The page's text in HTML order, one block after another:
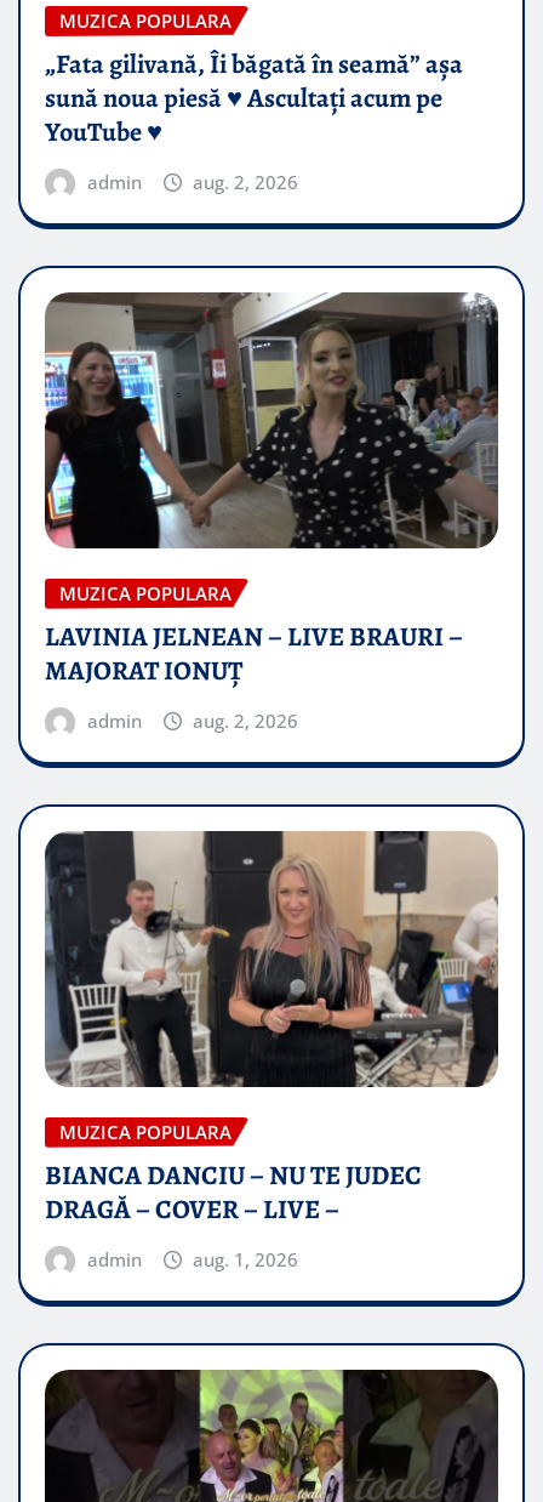
MUZICA POPULARA
„Fata gilivană, Îi băgată în seamă” așa
sună noua piesă ♥️ Ascultați acum pe
YouTube ♥️
admin aug. 2, 2026
MUZICA POPULARA
LAVINIA JELNEAN – LIVE BRAURI –
MAJORAT IONUŢ
admin aug. 2, 2026
MUZICA POPULARA
BIANCA DANCIU – NU TE JUDEC
DRAGĂ – COVER – LIVE –
admin aug. 1, 2026